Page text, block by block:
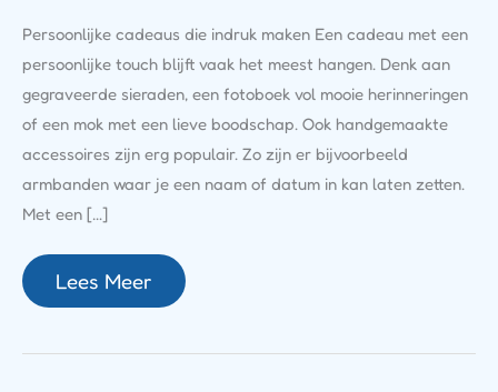
Persoonlijke cadeaus die indruk maken Een cadeau met een
persoonlijke touch blijft vaak het meest hangen. Denk aan
gegraveerde sieraden, een fotoboek vol mooie herinneringen
of een mok met een lieve boodschap. Ook handgemaakte
accessoires zijn erg populair. Zo zijn er bijvoorbeeld
armbanden waar je een naam of datum in kan laten zetten.
Met een […]
Lees Meer